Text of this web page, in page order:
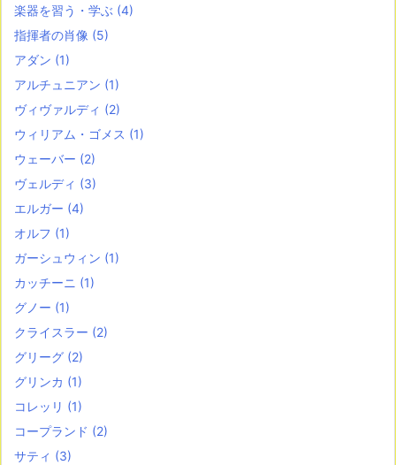
楽器を習う・学ぶ (4)
指揮者の肖像 (5)
アダン (1)
アルチュニアン (1)
ヴィヴァルディ (2)
ウィリアム・ゴメス (1)
ウェーバー (2)
ヴェルディ (3)
エルガー (4)
オルフ (1)
ガーシュウィン (1)
カッチーニ (1)
グノー (1)
クライスラー (2)
グリーグ (2)
グリンカ (1)
コレッリ (1)
コープランド (2)
サティ (3)